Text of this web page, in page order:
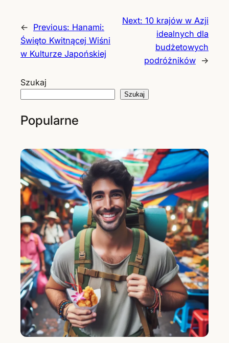
← Previous: Hanami:
Święto Kwitnącej Wiśni
w Kulturze Japońskiej
Next: 10 krajów w Azji
idealnych dla
budżetowych
podróżników →
Szukaj
Szukaj
Popularne